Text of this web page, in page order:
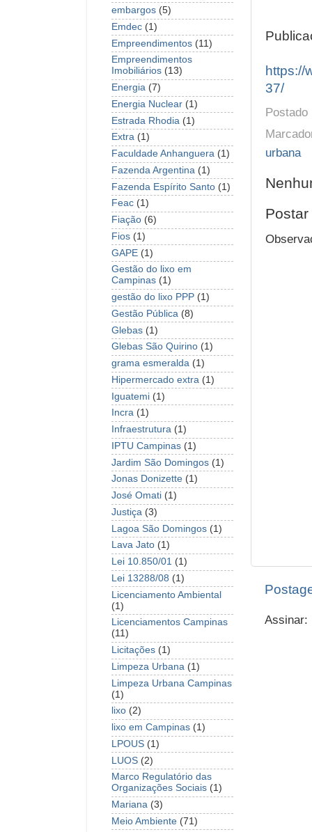
https://
37/
urbana
Assinar:
embargos (5)
Emdec (1)
Empreendimentos (11)
Empreendimentos
Imobiliários (13)
Energia (7)
Energia Nuclear (1)
Estrada Rhodia (1)
Extra (1)
Faculdade Anhanguera (1)
Fazenda Argentina (1)
Fazenda Espírito Santo (1)
Feac (1)
Fiação (6)
Fios (1)
GAPE (1)
Gestão do lixo em
Campinas (1)
gestão do lixo PPP (1)
Gestão Pública (8)
Glebas (1)
Glebas São Quirino (1)
grama esmeralda (1)
Hipermercado extra (1)
Iguatemi (1)
Incra (1)
Infraestrutura (1)
IPTU Campinas (1)
Jardim São Domingos (1)
Jonas Donizette (1)
José Omati (1)
Justiça (3)
Lagoa São Domingos (1)
Lava Jato (1)
Lei 10.850/01 (1)
Lei 13288/08 (1)
Licenciamento Ambiental
(1)
Licenciamentos Campinas
(11)
Licitações (1)
Limpeza Urbana (1)
Limpeza Urbana Campinas
(1)
lixo (2)
lixo em Campinas (1)
LPOUS (1)
LUOS (2)
Marco Regulatório das
Organizações Sociais (1)
Mariana (3)
Meio Ambiente (71)